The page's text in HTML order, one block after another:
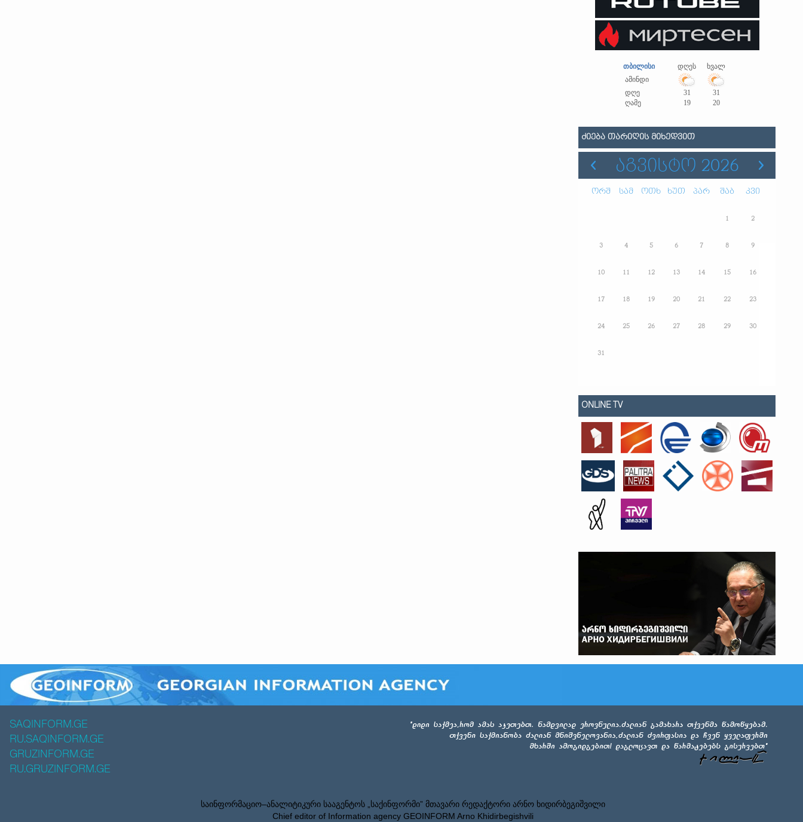
თბილისი დღეს
ხვალ
ამინდი
დღე
31
31
ღამე
19 20
ᲫᲘᲔᲑᲐ ᲗᲐᲠᲘᲦᲘᲡ ᲛᲘᲮᲔᲓᲕᲘᲗ
ᲐᲒᲕᲘᲡᲢᲝ 2026
ორშ სამ ოთხ ხუთ პარ შაბ კვი
1 2
3 4 5 6 7 8 9
10 11 12 13 14 15 16
17 18 19 20 21 22 23
24 25 26 27 28 29 30
31
ONLINE TV
SAQINFORM.GE
RU.SAQINFORM.GE
GRUZINFORM.GE
RU.GRUZINFORM.GE
საინფორმაციო–ანალიტიკური სააგენტოს „საქინფორმი” მთავარი რედაქტორი არნო ხიდირბეგიშვილი
Chief editor of Information agency GEOINFORM Arno Khidirbegishvili